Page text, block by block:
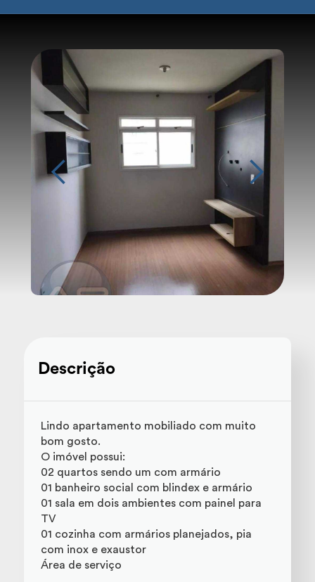
Descrição
Lindo apartamento mobiliado com muito
bom gosto.
O imóvel possui:
02 quartos sendo um com armário
01 banheiro social com blindex e armário
01 sala em dois ambientes com painel para
TV
01 cozinha com armários planejados, pia
com inox e exaustor
Área de serviço